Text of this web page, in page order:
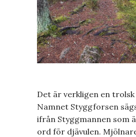
Det är verkligen en trolsk
Namnet Styggforsen
ifrån Styggmannen som
ord för djävulen.